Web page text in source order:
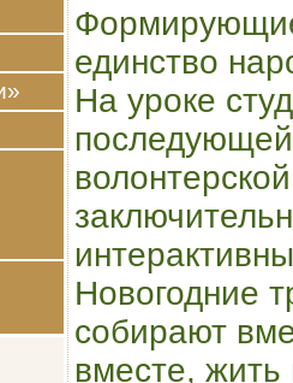
единство
На уроке
последующей
Новогодние
собирают
вместе, жить